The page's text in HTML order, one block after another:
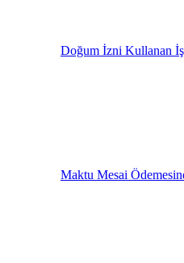
Doğum İzni Kullanan
Maktu Mesai